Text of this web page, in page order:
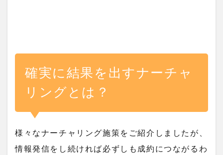
確実に結果を出すナーチャ
リングとは？
様々なナーチャリング施策をご紹介しましたが、
情報発信をし続ければ必ずしも成約につながるわ